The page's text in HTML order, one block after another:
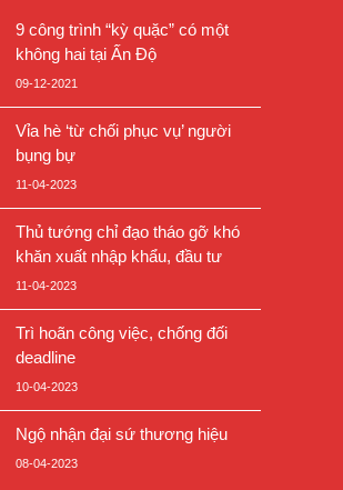
9 công trình “kỳ quặc” có một
không hai tại Ấn Độ
09-12-2021
Vỉa hè ‘từ chối phục vụ’ người
bụng bự
11-04-2023
Thủ tướng chỉ đạo tháo gỡ khó
khăn xuất nhập khẩu, đầu tư
11-04-2023
Trì hoãn công việc, chống đối
deadline
10-04-2023
Ngộ nhận đại sứ thương hiệu
08-04-2023